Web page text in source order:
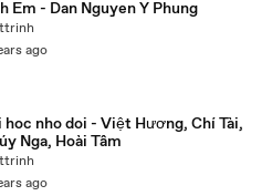
Em - Dan Nguyen Y Phung
ago
hoc nho doi - Việt Hương, Chí Tài,
Nga, Hoài Tâm
ago